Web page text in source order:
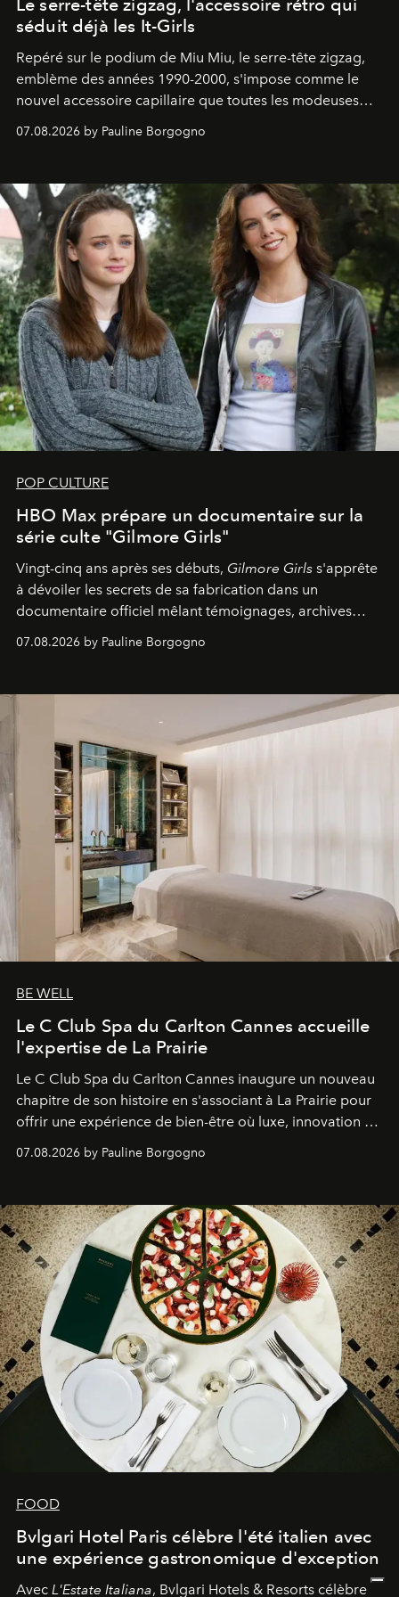
séduit déjà les It-Girls
Repéré sur le podium de Miu Miu, le serre-tête zigzag,
emblème des années 1990-2000, s'impose comme le
nouvel accessoire capillaire que toutes les modeuses
07.08.2026 by Pauline Borgogno
POP CULTURE
HBO Max prépare un documentaire sur la
série culte "Gilmore Girls"
Vingt-cinq ans après ses débuts, Gilmore Girls s'apprête
à dévoiler les secrets de sa fabrication dans un
documentaire officiel mêlant témoignages, archives
générationnel.
07.08.2026 by Pauline Borgogno
BE WELL
Le C Club Spa du Carlton Cannes accueille
l'expertise de La Prairie
Le C Club Spa du Carlton Cannes inaugure un nouveau
chapitre de son histoire en s'associant à La Prairie pour
offrir une expérience de bien-être où luxe, innovation et
07.08.2026 by Pauline Borgogno
FOOD
Bvlgari Hotel Paris célèbre l'été italien avec
une expérience gastronomique d'exception
Avec L'Estate Italiana, Bvlgari Hotels & Resorts célèbre